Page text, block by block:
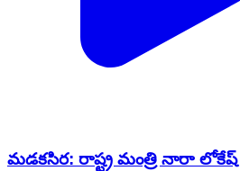
మడకసిర: రాష్ట్ర మంత్రి నారా